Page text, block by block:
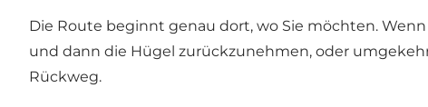
Die Route beginnt genau dort, wo Sie möchten.
und dann die Hügel zurückzunehmen, oder
Rückweg.